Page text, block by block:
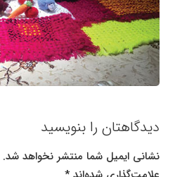
دیدگاهتان را بنویسید
نشانی ایمیل شما منتشر نخواهد شد.